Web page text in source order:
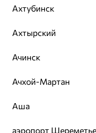
ОГРН 1044800168379
Разработка сайта —
Ахтубинск
Ахтырский
Ачинск
Ачхой-Мартан
Аша
аэропорт